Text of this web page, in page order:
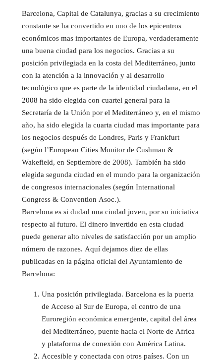
Barcelona, Capital de Catalunya, gracias a su crecimiento
constante se ha convertido en uno de los epicentros
económicos mas importantes de Europa, verdaderamente
una buena ciudad para los negocios. Gracias a su
posición privilegiada en la costa del Mediterráneo, junto
con la atención a la innovación y al desarrollo
tecnológico que es parte de la identidad ciudadana, en el
2008 ha sido elegida con cuartel general para la
Secretaría de la Unión por el Mediterráneo y, en el mismo
año, ha sido elegida la cuarta ciudad mas importante para
los negocios después de Londres, Paris y Frankfurt
(según l’European Cities Monitor de Cushman &
Wakefield, en Septiembre de 2008). También ha sido
elegida segunda ciudad en el mundo para la organización
de congresos internacionales (según International
Congress & Convention Asoc.).
Barcelona es si dudad una ciudad joven, por su iniciativa
respecto al futuro. El dinero invertido en esta ciudad
puede generar alto niveles de satisfacción por un amplio
número de razones. Aquí dejamos diez de ellas
publicadas en la página oficial del Ayuntamiento de
Barcelona:
Una posición privilegiada. Barcelona es la puerta
de Acceso al Sur de Europa, el centro de una
Euroregión económica emergente, capital del área
del Mediterráneo, puente hacia el Norte de Africa
y plataforma de conexión con América Latina.
Accesible y conectada con otros países. Con un